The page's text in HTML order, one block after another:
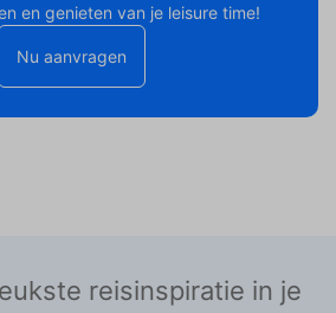
en genieten van je leisure time!
Nu aanvragen
reisinspiratie in je